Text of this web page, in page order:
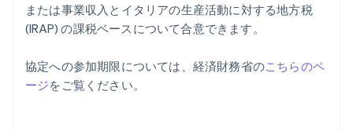
または事業収入とイタリアの生産活動に対する地方税
(IRAP) の課税ベースについて合意できます。
協定への参加期限については、経済財務省のこちらのペ
ージをご覧ください。